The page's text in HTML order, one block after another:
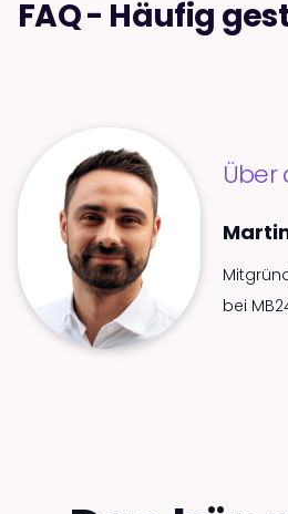
FAQ - Häufig
Über
bei